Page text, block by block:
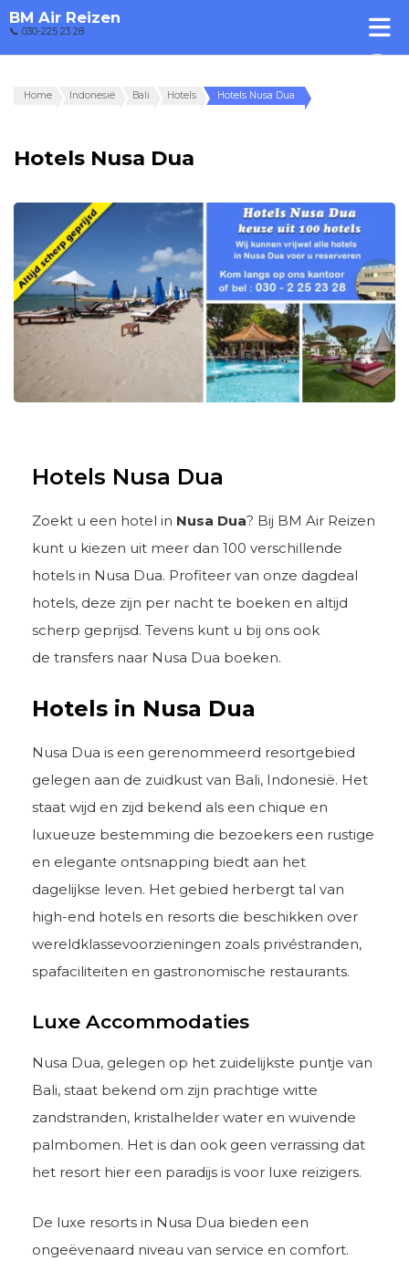
BM Air Reizen
📞 030-225 23 28
Home Indonesië Bali Hotels Hotels Nusa Dua
Hotels Nusa Dua
Hotels Nusa Dua
Zoekt u een hotel in Nusa Dua? Bij BM Air Reizen
kunt u kiezen uit meer dan 100 verschillende
hotels in Nusa Dua. Profiteer van onze dagdeal
hotels, deze zijn per nacht te boeken en altijd
scherp geprijsd. Tevens kunt u bij ons ook
de transfers naar Nusa Dua boeken.
Hotels in Nusa Dua
Nusa Dua is een gerenommeerd resortgebied
gelegen aan de zuidkust van Bali, Indonesië. Het
staat wijd en zijd bekend als een chique en
luxueuze bestemming die bezoekers een rustige
en elegante ontsnapping biedt aan het
dagelijkse leven. Het gebied herbergt tal van
high-end hotels en resorts die beschikken over
wereldklassevoorzieningen zoals privéstranden,
spafaciliteiten en gastronomische restaurants.
Luxe Accommodaties
Nusa Dua, gelegen op het zuidelijkste puntje van
Bali, staat bekend om zijn prachtige witte
zandstranden, kristalhelder water en wuivende
palmbomen. Het is dan ook geen verrassing dat
het resort hier een paradijs is voor luxe reizigers.
De luxe resorts in Nusa Dua bieden een
ongeëvenaard niveau van service en comfort.